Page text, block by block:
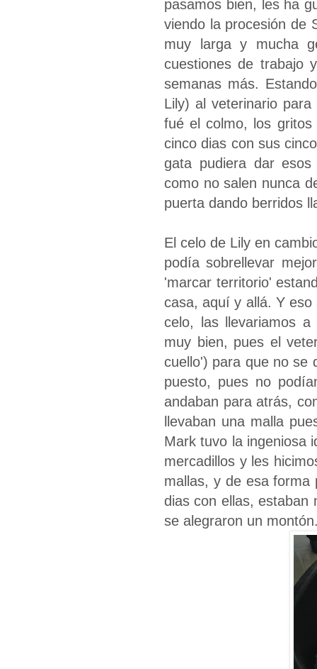
pasamos bien, les ha
viendo la procesión de
muy larga y mucha
cuestiones de trabajo
semanas más.
Lily) al veterinario
fué el colmo, los
cinco dias con sus
gata pudiera dar
como no salen nunca
puerta dando berridos
El celo de Lily en
podía sobrellevar
'marcar territorio'
casa, aquí y allá. Y
celo, las llevariamos
muy bien, pues el
cuello') para que no se
puesto, pues no
andaban para atrás,
llevaban una malla
Mark tuvo la ingeniosa
mercadillos y les
mallas, y de esa forma
dias con ellas, estaban
se alegraron un